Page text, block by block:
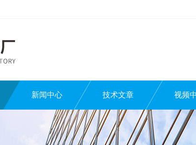
新闻中心 技术文章 视频